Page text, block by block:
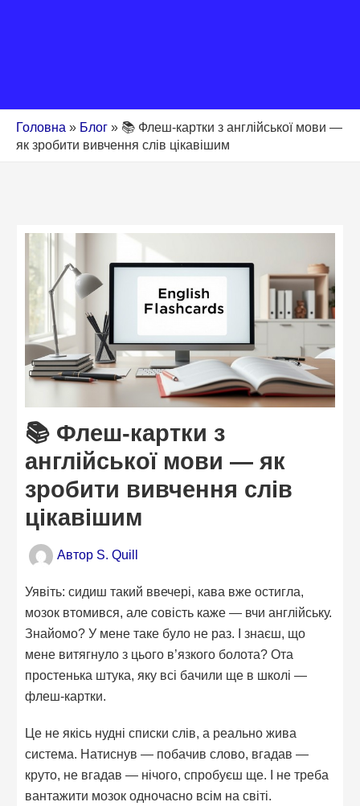
Головна » Блог » 📚 Флеш-картки з англійської мови —
як зробити вивчення слів цікавішим
📚 Флеш-картки з
англійської мови — як
зробити вивчення слів
цікавішим
Автор S. Quill
Уявіть: сидиш такий ввечері, кава вже остигла,
мозок втомився, але совість каже — вчи англійську.
Знайомо? У мене таке було не раз. І знаєш, що
мене витягнуло з цього в’язкого болота? Ота
простенька штука, яку всі бачили ще в школі —
флеш-картки.
Це не якісь нудні списки слів, а реально жива
система. Натиснув — побачив слово, вгадав —
круто, не вгадав — нічого, спробуєш ще. І не треба
вантажити мозок одночасно всім на світі.